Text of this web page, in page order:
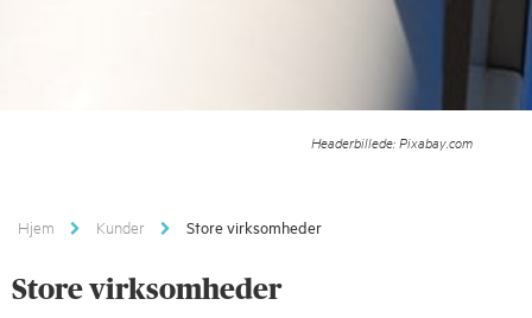
Headerbillede: Pixabay.com
Hjem Kunder Store virksomheder
Store virksomheder